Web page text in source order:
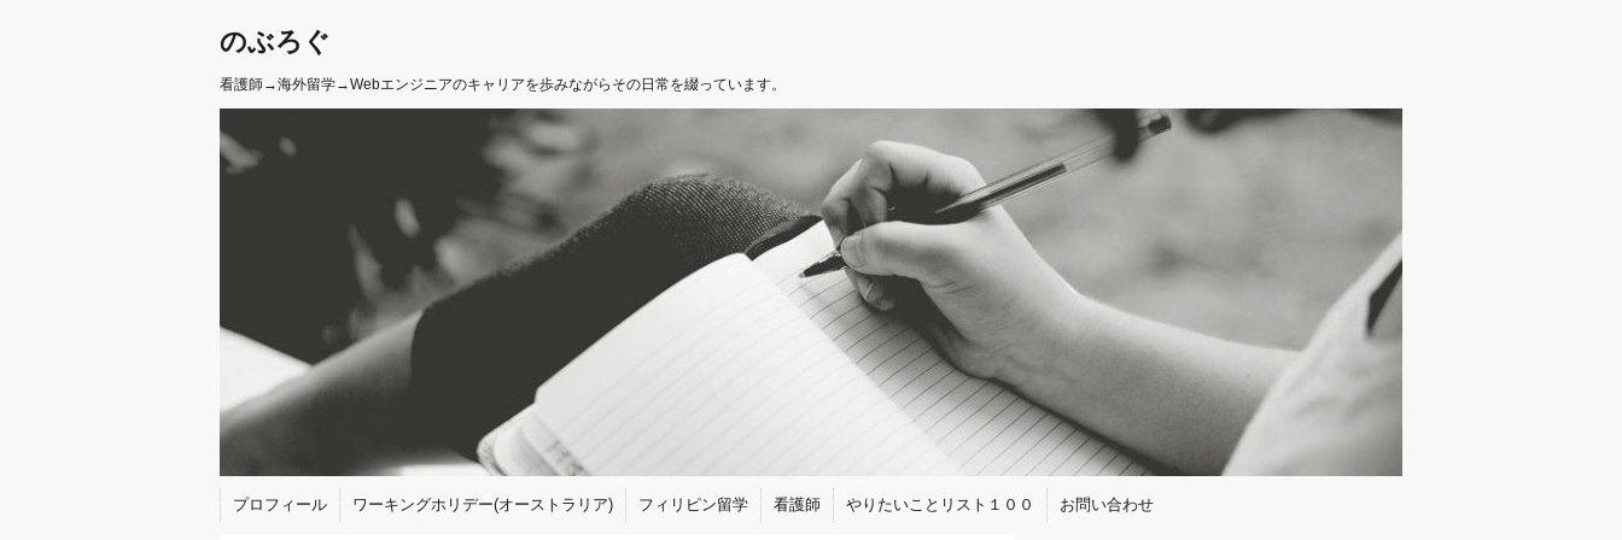
のぶろぐ
看護師→海外留学→Webエンジニアのキャリアを歩みながらその日常を綴っています。
プロフィール ワーキングホリデー(オーストラリア) フィリピン留学 看護師 やりたいことリスト１００ お問い合わせ